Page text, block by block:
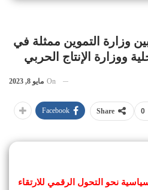
وزارة التموين ممثلة في
ووزارة الإنتاج الحربي
On مايو 8, 2023
0
Share
Facebook
نحو التحول الرقمي للارتقاء